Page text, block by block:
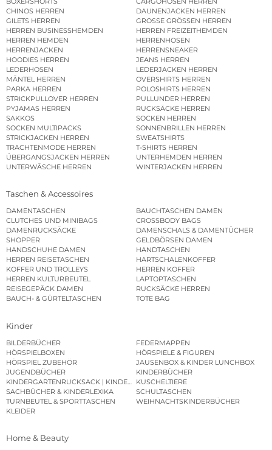
CHINOS HERREN
DAUNENJACKEN HERREN
GILETS HERREN
GROSSE GRÖSSEN HERREN
HERREN BUSINESSHEMDEN
HERREN FREIZEITHEMDEN
HERREN HEMDEN
HERRENHOSEN
HERRENJACKEN
HERRENSNEAKER
HOODIES HERREN
JEANS HERREN
LEDERHOSEN
LEDERJACKEN HERREN
MÄNTEL HERREN
OVERSHIRTS HERREN
PARKA HERREN
POLOSHIRTS HERREN
STRICKPULLOVER HERREN
PULLUNDER HERREN
PYJAMAS HERREN
RUCKSÄCKE HERREN
SAKKOS
SOCKEN HERREN
SOCKEN MULTIPACKS
SONNENBRILLEN HERREN
STRICKJACKEN HERREN
SWEATSHIRTS
TRACHTENMODE HERREN
T-SHIRTS HERREN
ÜBERGANGSJACKEN HERREN
UNTERHEMDEN HERREN
UNTERWÄSCHE HERREN
WINTERJACKEN HERREN
Taschen & Accessoires
DAMENTASCHEN
BAUCHTASCHEN DAMEN
CLUTCHES UND MINIBAGS
CROSSBODY BAGS
DAMENRUCKSÄCKE
DAMENSCHALS & DAMENTÜCHER
SHOPPER
GELDBÖRSEN DAMEN
HANDSCHUHE DAMEN
HANDTASCHEN
HERREN REISETASCHEN
HARTSCHALENKOFFER
KOFFER UND TROLLEYS
HERREN KOFFER
HERREN KULTURBEUTEL
LAPTOPTASCHEN
REISEGEPÄCK DAMEN
RUCKSÄCKE HERREN
BAUCH- & GÜRTELTASCHEN
TOTE BAG
Kinder
BILDERBÜCHER
FEDERMAPPEN
HÖRSPIELBOXEN
HÖRSPIELE & FIGUREN
HÖRSPIEL ZUBEHÖR
JAUSENBOX & KINDER LUNCHBOX
JUGENDBÜCHER
KINDERBÜCHER
KINDERGARTENRUCKSACK | KINDERGARTENBEUTEL
KUSCHELTIERE
SACHBÜCHER & KINDERLEXIKA
SCHULTASCHEN
TURNBEUTEL & SPORTTASCHEN
WEIHNACHTSKINDERBÜCHER
KLEIDER
Home & Beauty